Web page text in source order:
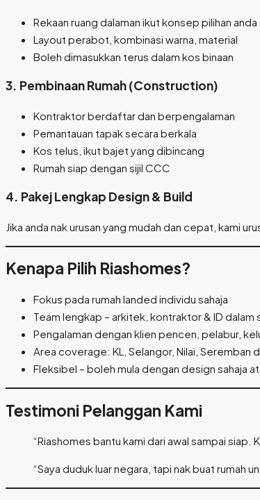
Rekaan ruang dalaman ikut konsep pilihan anda
Layout perabot, kombinasi warna, material
Boleh dimasukkan terus dalam kos binaan
3. Pembinaan Rumah (Construction)
Kontraktor berdaftar dan berpengalaman
Pemantauan tapak secara berkala
Kos telus, ikut bajet yang dibincang
Rumah siap dengan sijil CCC
4. Pakej Lengkap Design & Build
Jika anda nak urusan yang mudah dan cepat, kami
Kenapa Pilih Riashomes?
Fokus pada rumah landed individu sahaja
Team lengkap – arkitek, kontraktor & ID dalam
Pengalaman dengan klien pencen, pelabur,
Area coverage: KL, Selangor, Nilai, Seremban
Fleksibel – boleh mula dengan design sahaja
Testimoni Pelanggan Kami
“Riashomes bantu kami dari awal sampai siap.
“Saya duduk luar negara, tapi nak buat rumah